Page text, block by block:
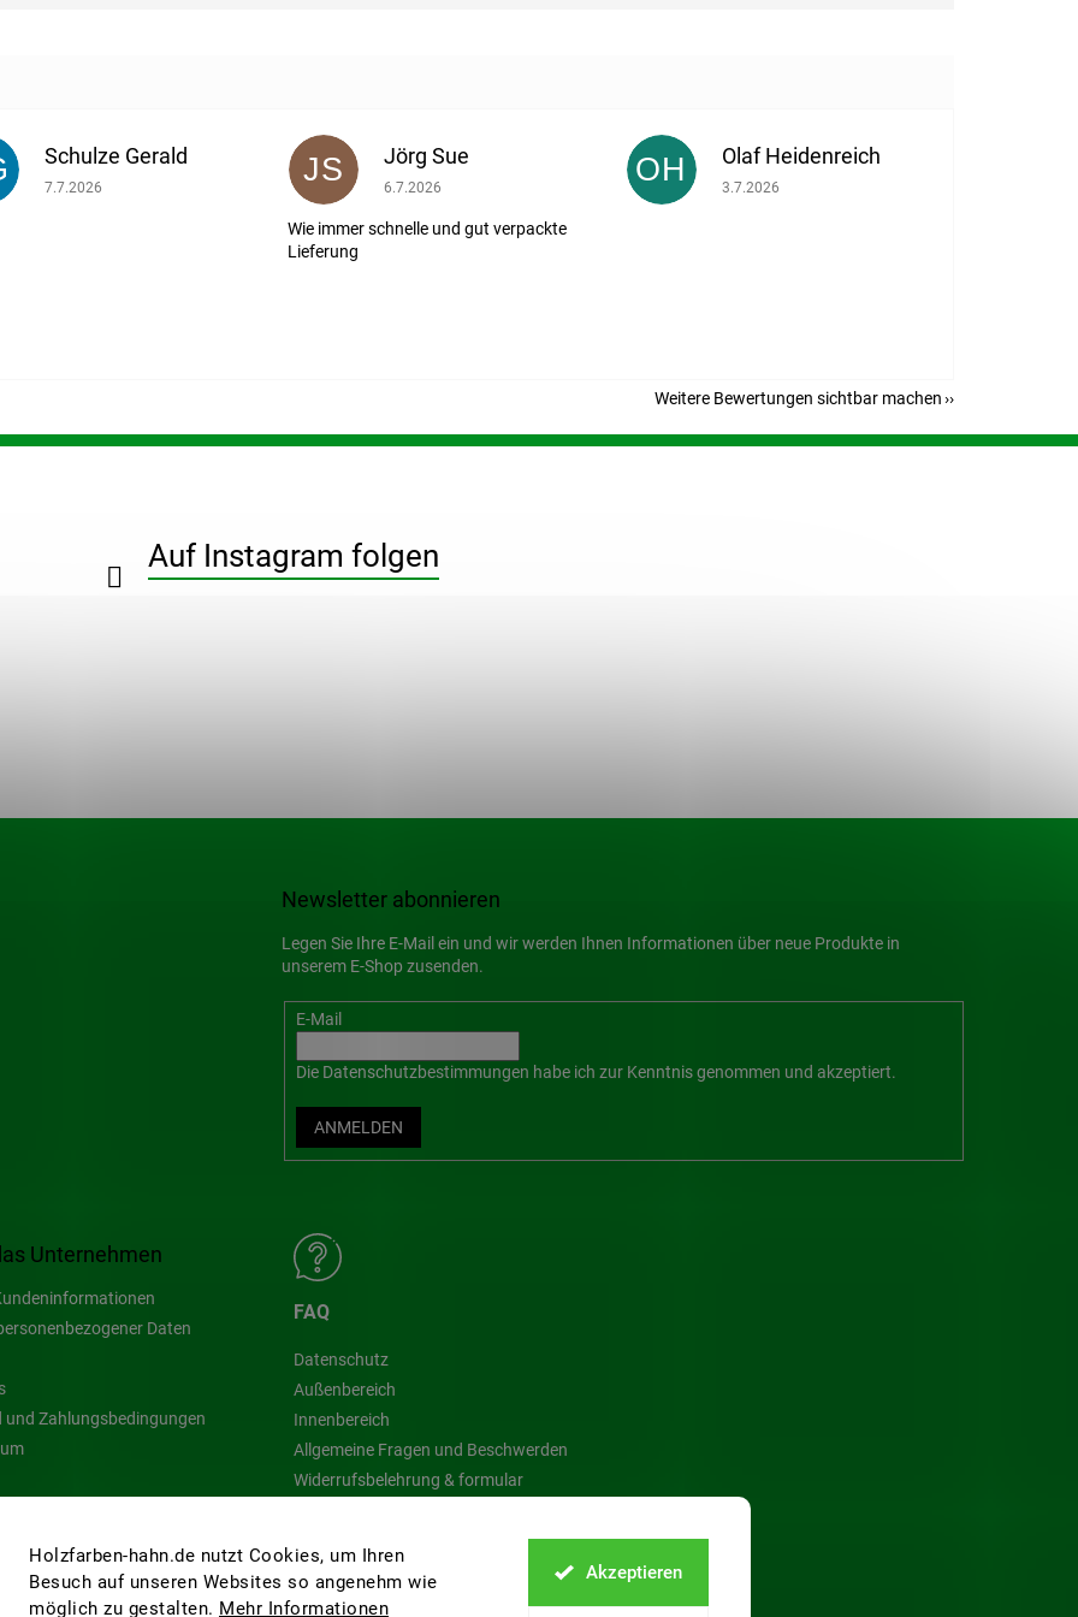
Holzfarben-hahn.de nutzt Cookies, um Ihren
Besuch auf unseren Websites so angenehm wie
möglich zu gestalten. Mehr Informationen
Akzeptieren
Schulze Gerald
Die Shop-Bewertung beträgt 5 von 5 Sternen.
7.7.2026 JS Jörg Sue
Die Shop-Bewertung beträgt 5 von 5 Sternen.
6.7.2026
Wie immer schnelle und gut verpackte
Lieferung
OH Olaf Heidenreich
Die Shop-Bewertung beträgt 5 von 5 Sternen.
3.7.2026
Weitere Bewertungen sichtbar machen
Unternehmen
Daten
und Zahlungsbedingungen
Auf Instagram folgen
FAQ
Datenschutz
Außenbereich
Innenbereich
Allgemeine Fragen und Beschwerden
Widerrufsbelehrung & formular
Newsletter abonnieren
Legen Sie Ihre E-Mail ein und wir werden Ihnen Informationen über neue Produkte in
unserem E-Shop zusenden.
E-Mail
Die Datenschutzbestimmungen habe ich zur Kenntnis genommen und akzeptiert.
ANMELDEN